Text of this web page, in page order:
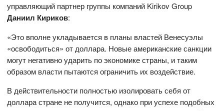
управляющий партнер группы компаний Kirikov Group
Даниил Кириков:
«Это вполне укладывается в планы властей Венесуэлы
«освободиться» от доллара. Новые американские санкции
могут негативно ударить по экономике страны, и таким
образом власти пытаются ограничить их воздействие.
В действительности полностью изолировать себя от
доллара стране не получится, однако при успехе подобных